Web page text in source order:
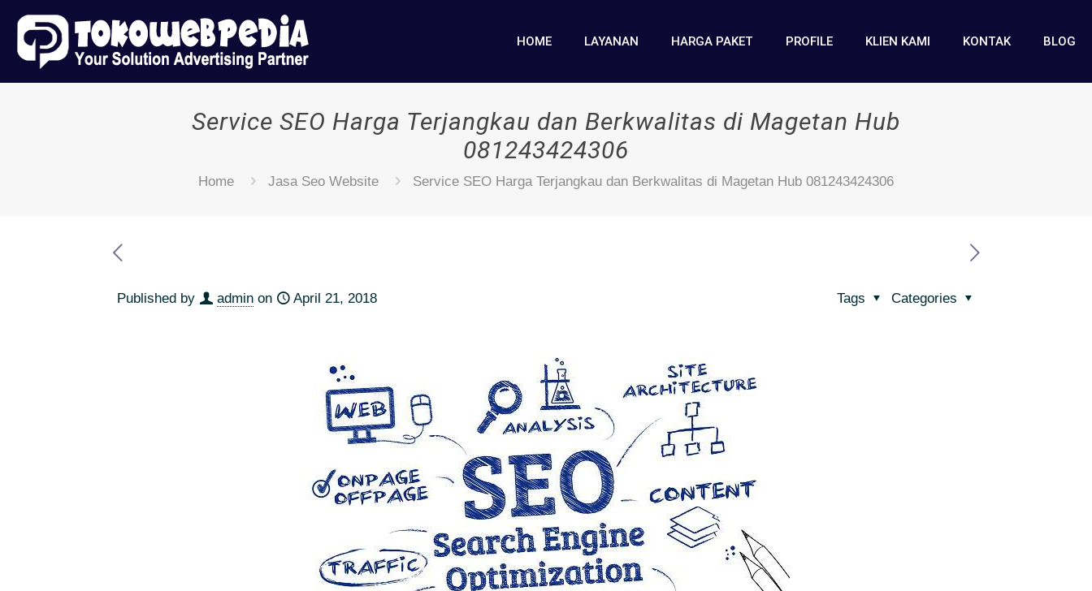
HOME LAYANAN HARGA PAKET PROFILE KLIEN KAMI KONTAK BLOG
Service SEO Harga Terjangkau dan Berkwalitas di Magetan Hub
081243424306
Home Jasa Seo Website Service SEO Harga Terjangkau dan Berkwalitas di Magetan Hub 081243424306
Published by admin on April 21, 2018 Categories
Tags